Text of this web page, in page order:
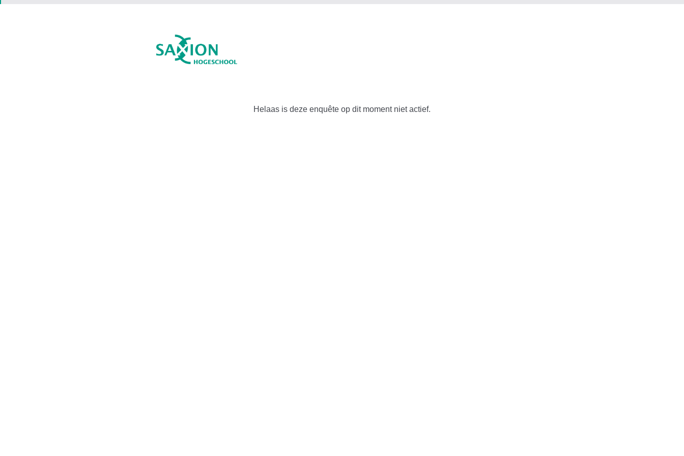
Helaas is deze enquête op dit moment niet actief.